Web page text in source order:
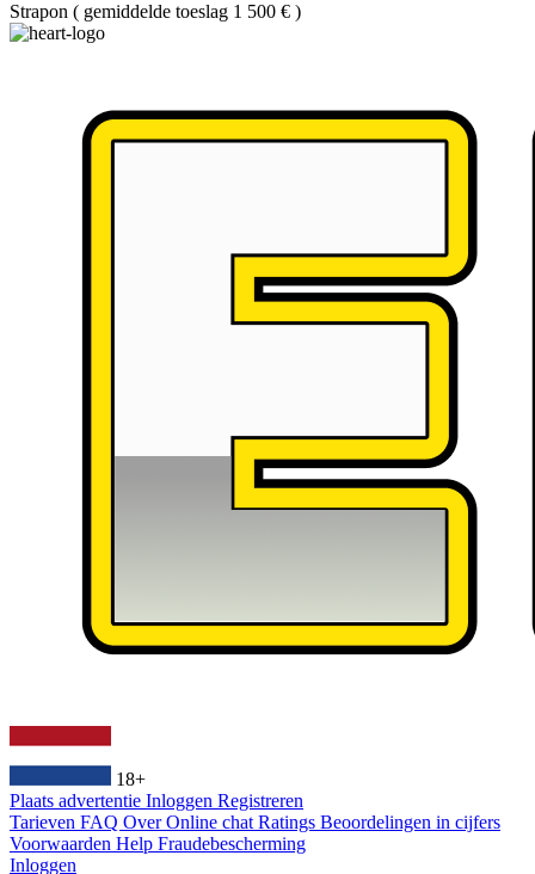
Strapon ( gemiddelde toeslag 1 500 € )
18+
Plaats advertentie Inloggen Registreren
Tarieven FAQ OverOnline chat Ratings Beoordelingen in cijfers
Voorwaarden Help Fraudebescherming
Inloggen